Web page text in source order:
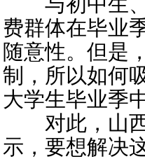
费群体在毕业
随意性。但是
制，所以如何
大学生毕业季
对此，山西
示，要想解决